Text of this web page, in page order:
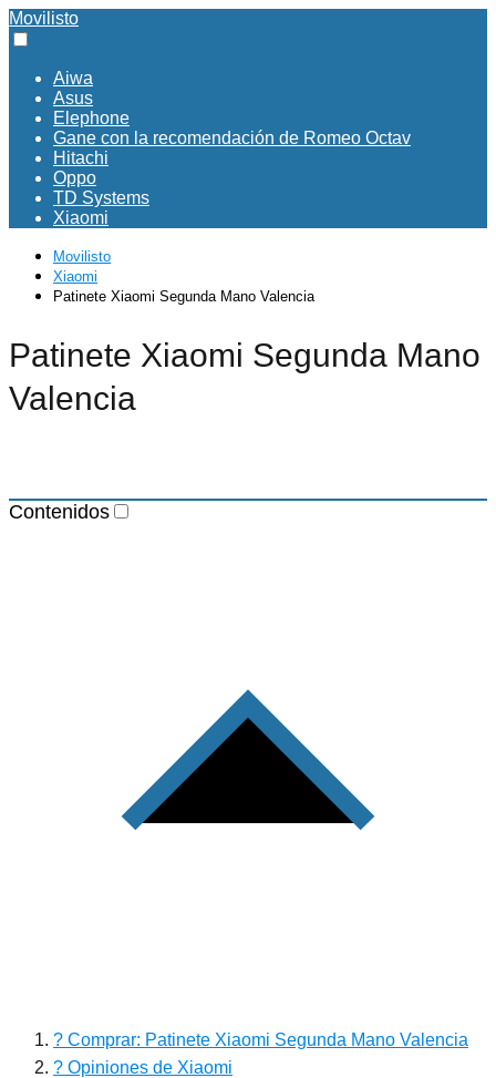
Movilisto
Aiwa
Asus
Elephone
Gane con la recomendación de Romeo Octav
Hitachi
Oppo
TD Systems
Xiaomi
Movilisto
Xiaomi
Patinete Xiaomi Segunda Mano Valencia
Patinete Xiaomi Segunda Mano
Valencia
Contenidos
? Comprar: Patinete Xiaomi Segunda Mano Valencia
? Opiniones de Xiaomi